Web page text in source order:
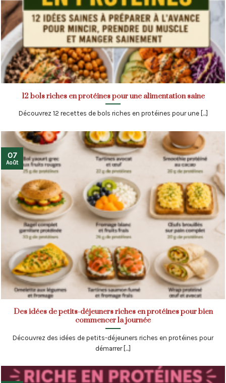
12 bols riches en protéines pour une alimentation saine
Découvrez 12 recettes de bols riches en protéines pour une [...]
Des idées de petits-déjeuners riches en protéines pour bien
commencer la journée
Découvrez des idées de petits-déjeuners riches en protéines pour
démarrer [...]
07
Août